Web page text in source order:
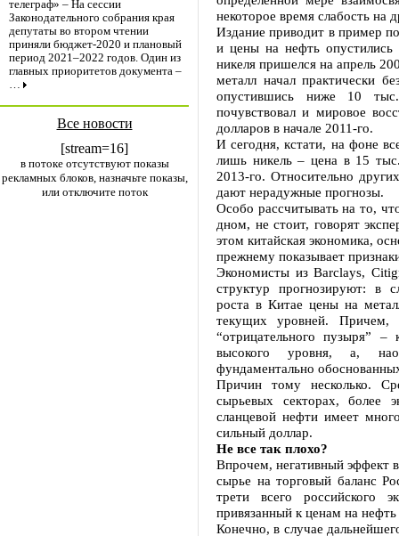
телеграф» – На сессии
Законодательного собрания края
депутаты во втором чтении
приняли бюджет-2020 и плановый
период 2021–2022 годов. Один из
главных приоритетов документа –
…
Все новости
[stream=16]
в потоке отсутствуют показы
рекламных блоков, назначьте показы,
или отключите поток
некоторое время слабость на
Издание приводит в пример
и цены на нефть опустились
никеля пришелся на апрель
металл начал практически
опустившись ниже 10
почувствовал и мировое
долларов в начале 2011-го.
И сегодня, кстати, на фоне
лишь никель – цена в 15
2013-го. Относительно
дают нерадужные прогнозы.
Особо рассчитывать на то,
дном, не стоит, говорят
этом китайская экономика,
прежнему показывает
Экономисты из Barclays,
структур прогнозируют: в
роста в Китае цены на
текущих уровней. Причем,
“отрицательного пузыря”
высокого уровня, а,
фундаментально
Причин тому несколько.
сырьевых секторах, более
сланцевой нефти имеет
сильный доллар.
Не все так плохо?
Впрочем, негативный эффект
сырье на торговый баланс
трети всего российского
привязанный к ценам на
Конечно, в случае